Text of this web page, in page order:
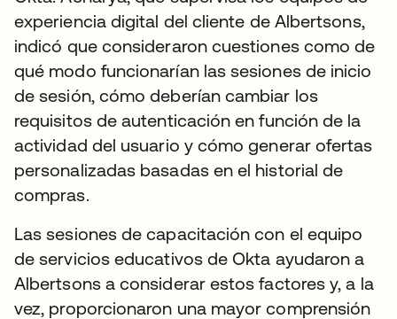
experiencia digital del cliente de Albertsons,
indicó que consideraron cuestiones como de
qué modo funcionarían las sesiones de inicio
de sesión, cómo deberían cambiar los
requisitos de autenticación en función de la
actividad del usuario y cómo generar ofertas
personalizadas basadas en el historial de
compras.
Las sesiones de capacitación con el equipo
de servicios educativos de Okta ayudaron a
Albertsons a considerar estos factores y, a la
vez, proporcionaron una mayor comprensión